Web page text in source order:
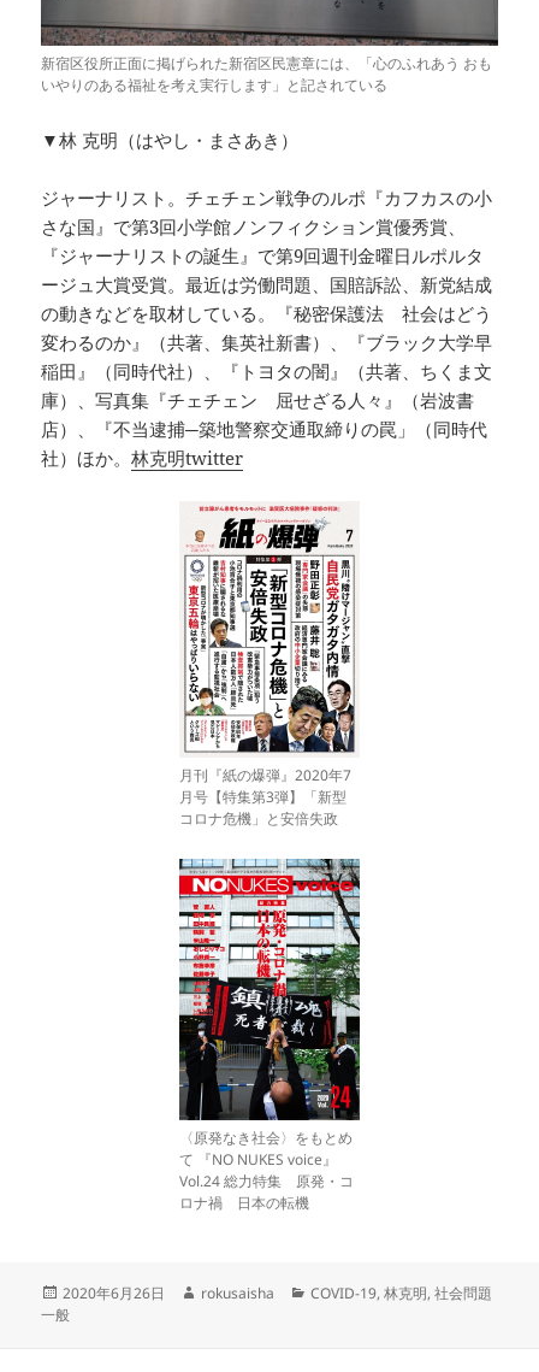
新宿区役所正面に掲げられた新宿区民憲章には、「心のふれあう おも
いやりのある福祉を考え実行します」と記されている
▼林 克明（はやし・まさあき）
ジャーナリスト。チェチェン戦争のルポ『カフカスの小
さな国』で第3回小学館ノンフィクション賞優秀賞、
『ジャーナリストの誕生』で第9回週刊金曜日ルポルタ
ージュ大賞受賞。最近は労働問題、国賠訴訟、新党結成
の動きなどを取材している。『秘密保護法 社会はどう
変わるのか』（共著、集英社新書）、『ブラック大学早
稲田』（同時代社）、『トヨタの闇』（共著、ちくま文
庫）、写真集『チェチェン 屈せざる人々』（岩波書
店）、『不当逮捕─築地警察交通取締りの罠」（同時代
社）ほか。林克明twitter
月刊『紙の爆弾』2020年7
月号【特集第3弾】「新型
コロナ危機」と安倍失政
〈原発なき社会〉をもとめ
て 『NO NUKES voice』
Vol.24 総力特集 原発・コ
ロナ禍 日本の転機
投
稿
2020年6月26日
作
rokusaisha
カ
COVID-19,林克明,社会問題
一般